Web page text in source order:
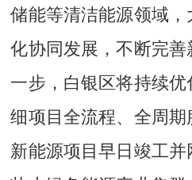
储能等清洁能源领域
化协同发展，不断完
一步，白银区将持续
细项目全流程、全周
新能源项目早日竣工